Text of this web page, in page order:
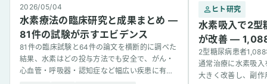
2026/05/04
水素療法の臨床研究と成果まとめ —
81件の試験が示すエビデンス
81件の臨床試験と64件の論文を横断的に調べた
結果、水素はどの投与方法でも安全で、がん・
心血管・呼吸器・認知症など幅広い疾患に有望
ヒト研究
水素吸入で2型
が改善 —
2型糖尿病患者
通常治療に水素吸
大きく改善し、副